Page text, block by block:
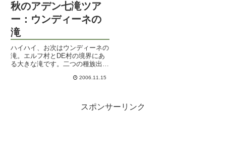
秋のアデン七滝ツア
ー：ウンディーネの
滝
ハイハイ、お次はウンディーネの
滝。エルフ村とDE村の境界にあ
る大きな滝です。二つの種族出身
いでしょうか。私も地図に滝の絵
ーオークファイターの鬼リンク
2006.11.15
スポンサーリンク